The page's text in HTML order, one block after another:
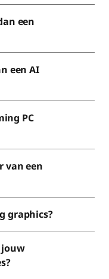
een
een AI
PC
van een
graphics?
jouw